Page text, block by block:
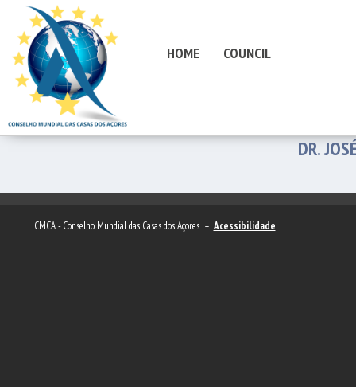
HOME COUNCIL
DR.
CMCA - Conselho Mundial das Casas dos Açores – Acessibilidade